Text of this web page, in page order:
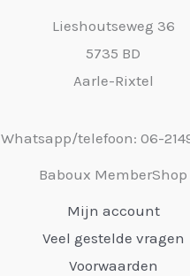
Lieshoutseweg 36
5735 BD
Aarle-Rixtel
Whatsapp/telefoon: 06-
Baboux MemberShop
Mijn account
Veel gestelde vragen
Voorwaarden